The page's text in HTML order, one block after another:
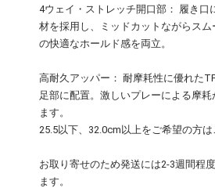
4ウェイ・ストレッチ開口部： 履き口
材を採用し、ミッドカットながらス
の快適なホールド感を両立。
高耐久アッパー： 耐摩耗性に優れた
足部に配置。激しいプレーによる摩耗
ます。
25.5以下、32.0cm以上をご希望の方は
お取り寄せのため発送には2-3週間程
ます。